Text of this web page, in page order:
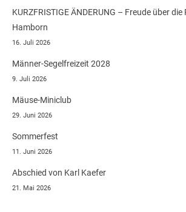
KURZFRISTIGE ÄNDERUNG – Freude über
Hamborn
16. Juli 2026
Männer-Segelfreizeit 2028
9. Juli 2026
Mäuse-Miniclub
29. Juni 2026
Sommerfest
11. Juni 2026
Abschied von Karl Kaefer
21. Mai 2026